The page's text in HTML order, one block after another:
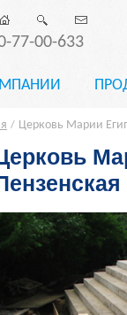
77-00-633
/ Церковь Марии